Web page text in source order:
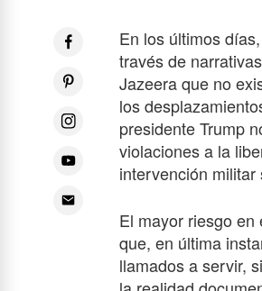
En los últimos
través de
Jazeera que no
los
presidente Trump
violaciones a la
intervención
El mayor riesgo
que, en última
llamados a servir,